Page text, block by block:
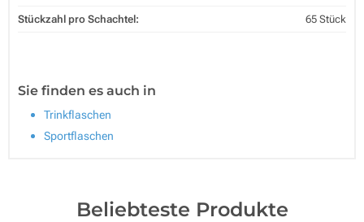
Stückzahl pro Schachtel: 65 Stück
Sie finden es auch in
Trinkflaschen
Sportflaschen
Beliebteste Produkte